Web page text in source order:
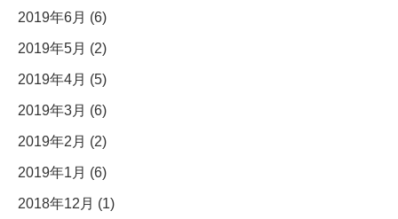
2019年6月 (6)
2019年5月 (2)
2019年4月 (5)
2019年3月 (6)
2019年2月 (2)
2019年1月 (6)
2018年12月 (1)